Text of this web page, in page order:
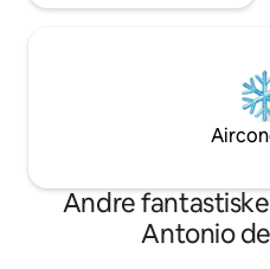
Andre
Antonio